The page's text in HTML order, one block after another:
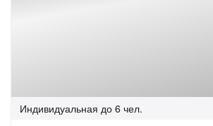
Индивидуальная до 6 чел.